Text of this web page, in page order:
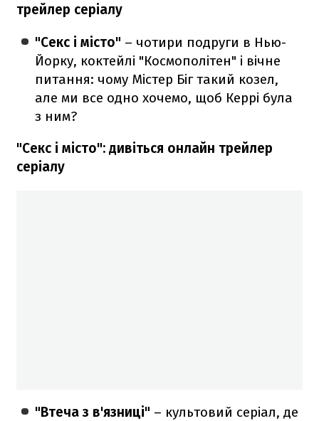
трейлер серіалу
"Секс і місто" – чотири подруги в Нью-
Йорку, коктейлі "Космополітен" і вічне
питання: чому Містер Біг такий козел,
але ми все одно хочемо, щоб Керрі була
з ним?
"Секс і місто": дивіться онлайн трейлер
серіалу
"Втеча з в'язниці" – культовий серіал, де